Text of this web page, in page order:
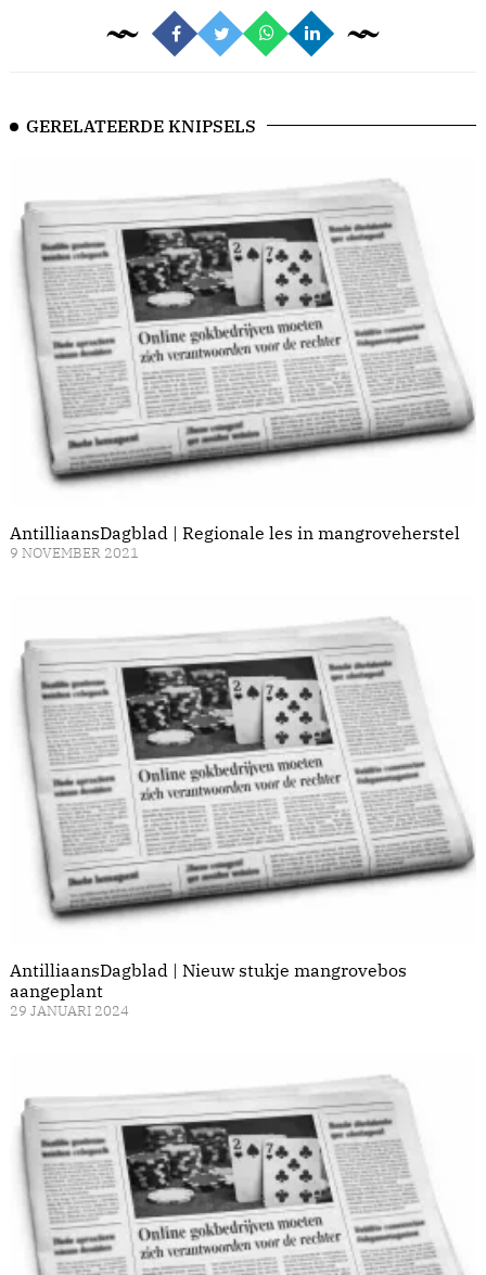
GERELATEERDE KNIPSELS
AntilliaansDagblad | Regionale les in mangroveherstel
9 NOVEMBER 2021
AntilliaansDagblad | Nieuw stukje mangrovebos
aangeplant
29 JANUARI 2024